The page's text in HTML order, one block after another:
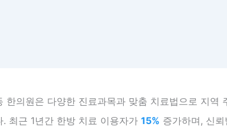
한의원은 다양한 진료과목과 맞춤 치료법으로 지역
. 최근 1년간 한방 치료 이용자가 15% 증가하며, 신